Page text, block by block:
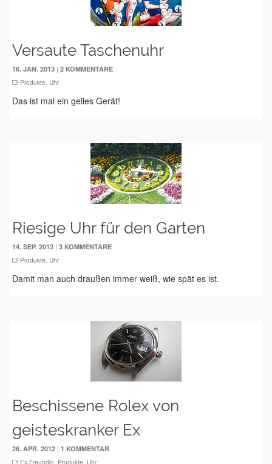
Versaute Taschenuhr
16. JAN. 2013 | 2 KOMMENTARE
Produkte, Uhr
Das ist mal ein geiles Gerät!
Riesige Uhr für den Garten
14. SEP. 2012 | 3 KOMMENTARE
Produkte, Uhr
Damit man auch draußen immer weiß, wie spät es ist.
Beschissene Rolex von
geisteskranker Ex
26. APR. 2012 | 1 KOMMENTAR
Ex-Freundin Produkte Uhr